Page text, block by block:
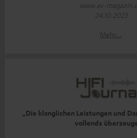
www.av-
24.10.2023
Mehr...
„Die klanglichen Leistungen und
vollends